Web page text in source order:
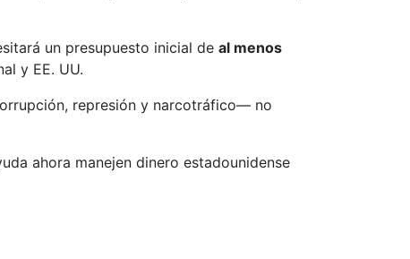
un presupuesto inicial de al menos
y EE. UU.
represión y narcotráfico— no
ahora manejen dinero estadounidense